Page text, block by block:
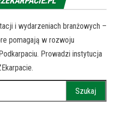
i wydarzeniach branżowych –
pomagają w rozwoju
Prowadzi instytucja